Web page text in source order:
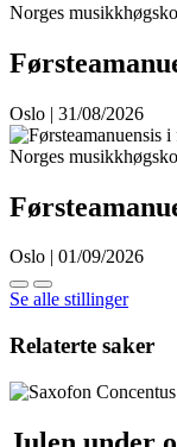
Norges
Oslo | 31/08/2026
Norges
Oslo | 01/09/2026
Se alle stillinger
Relaterte saker